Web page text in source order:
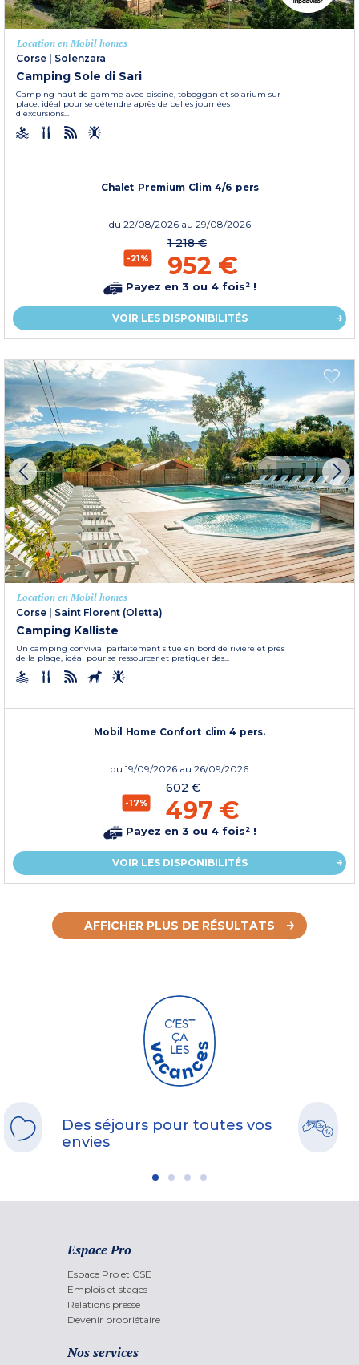
Location en Mobil homes
Corse | Solenzara
Camping Sole di Sari
Camping haut de gamme avec piscine, toboggan et solarium sur
place, idéal pour se détendre après de belles journées
d'excursions...
Chalet Premium Clim 4/6 pers
du 22/08/2026 au 29/08/2026
-21%
1 218 €
952 €
Payez en 3 ou 4 fois² !
VOIR LES DISPONIBILITÉS
Location en Mobil homes
Corse | Saint Florent (Oletta)
Camping Kalliste
Un camping convivial parfaitement situé en bord de rivière et près
de la plage, idéal pour se ressourcer et pratiquer des...
Mobil Home Confort clim 4 pers.
du 19/09/2026 au 26/09/2026
-17%
602 €
497 €
Payez en 3 ou 4 fois² !
VOIR LES DISPONIBILITÉS
AFFICHER PLUS DE RÉSULTATS
Des séjours pour toutes vos
envies
Espace Pro
Espace Pro et CSE
Emplois et stages
Relations presse
Devenir propriétaire
Nos services